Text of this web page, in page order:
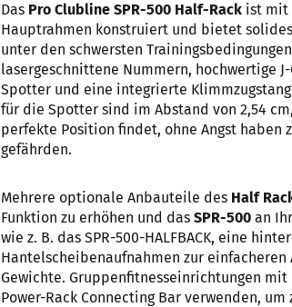
Das Pro Clubline SPR-500 Half-Rack ist mit
Hauptrahmen konstruiert und bietet
unter den schwersten
lasergeschnittene Nummern, hochwertige
Spotter und eine integrierte
für die Spotter sind im Abstand von 2,54
perfekte Position findet, ohne Angst haben
gefährden.
Mehrere optionale Anbauteile des Half
Funktion zu erhöhen und das SPR-500 an
wie z. B. das SPR-500-HALFBACK, eine
Hantelscheibenaufnahmen zur
Gewichte. Gruppenfitnesseinrichtungen mit
Power-Rack Connecting Bar verwenden,